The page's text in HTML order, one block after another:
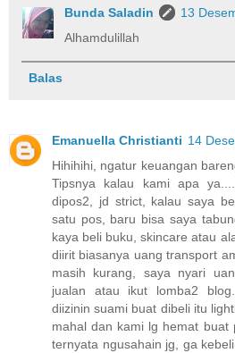
Bunda Saladin
13
Alhamdulillah
Balas
Emanuella Christianti 14
Hihihihi, ngatur keuangan
Tipsnya kalau kami apa
dipos2, jd strict, kalau saya
satu pos, baru bisa saya
kaya beli buku, skincare atau
diirit biasanya uang transport
masih kurang, saya nyari
jualan atau ikut lomba2
diizinin suami buat dibeli itu
mahal dan kami lg hemat buat
ternyata ngusahain jg, ga